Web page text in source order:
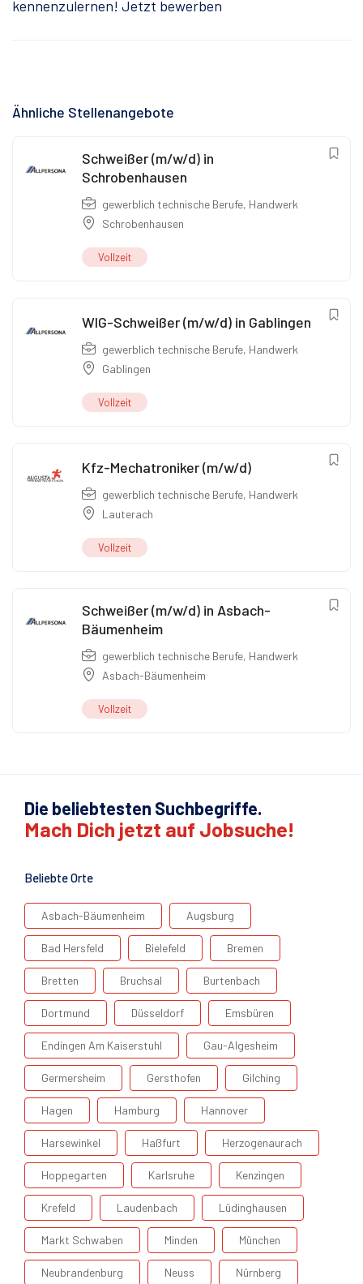
kennenzulernen! Jetzt bewerben
Ähnliche Stellenangebote
Schweißer (m/w/d) in
Schrobenhausen
gewerblich technische Berufe, Handwerk
Schrobenhausen
Vollzeit
WIG-Schweißer (m/w/d) in Gablingen
gewerblich technische Berufe, Handwerk
Gablingen
Vollzeit
Kfz-Mechatroniker (m/w/d)
gewerblich technische Berufe, Handwerk
Lauterach
Vollzeit
Schweißer (m/w/d) in Asbach-
Bäumenheim
gewerblich technische Berufe, Handwerk
Asbach-Bäumenheim
Vollzeit
Die beliebtesten Suchbegriffe.
Mach Dich jetzt auf Jobsuche!
Beliebte Orte
Asbach-Bäumenheim Augsburg
Bad Hersfeld Bielefeld Bremen
Bretten Bruchsal Burtenbach
Dortmund Düsseldorf Emsbüren
Endingen Am Kaiserstuhl Gau-Algesheim
Germersheim Gersthofen Gilching
Hagen Hamburg Hannover
Harsewinkel Haßfurt Herzogenaurach
Hoppegarten Karlsruhe Kenzingen
Krefeld Laudenbach Lüdinghausen
Markt Schwaben Minden München
Neubrandenburg Neuss Nürnberg